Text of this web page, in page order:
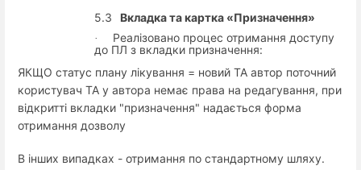
5.3 Вкладка та картка «Призначення»
·
Реалізовано процес отримання доступу
до ПЛ з вкладки призначення:
ЯКЩО статус плану лікування = новий ТА автор поточний
користувач ТА у автора немає права на редагування, при
відкритті вкладки "призначення" надається форма
отримання дозволу
В інших випадках - отримання по стандартному шляху.